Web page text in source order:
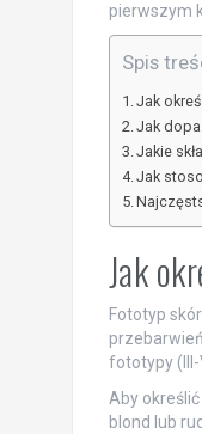
pierwszym
Spis
Jak
Jak
Jakie
Jak
Jak
Fototyp
fototypy
Aby
blond lub